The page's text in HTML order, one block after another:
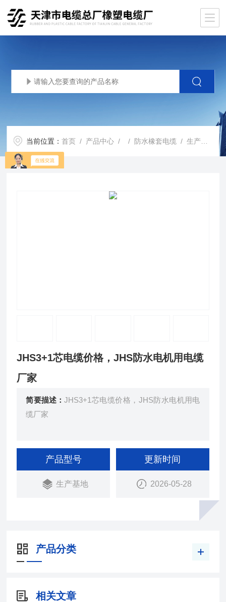
当前位置：首页 / 产品中心 / / 防水橡套电缆 / 生产基地JHS3+1芯电缆价格，JHS防水电机用电缆厂家
JHS3+1芯电缆价格，JHS防水电机用电缆
厂家
简要描述：JHS3+1芯电缆价格，JHS防水电机用电
缆厂家
电机上传输电能用。在长期浸水及较大的水压下，具
有好的电气绝缘性能。防水橡套电缆弯曲性能好，能
承受经常的移动.
产品型号
生产基地
更新时间
2026-05-28
产品分类
相关文章